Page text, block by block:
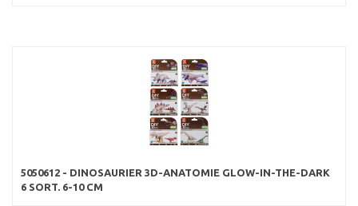
5050612 - DINOSAURIER 3D-ANATOMIE GLOW-IN-THE-DARK
6 SORT. 6-10 CM